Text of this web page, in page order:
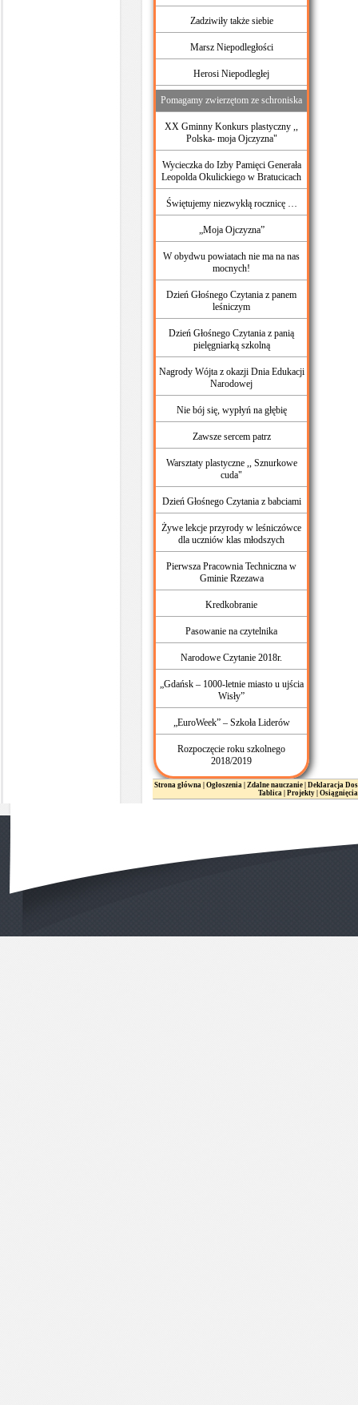
Zadziwiły także siebie
Marsz Niepodległości
Herosi Niepodległej
Pomagamy zwierzętom ze schroniska
XX Gminny Konkurs plastyczny ,,
Polska- moja Ojczyzna"
Wycieczka do Izby Pamięci Generała
Leopolda Okulickiego w Bratucicach
Świętujemy niezwykłą rocznicę …
„Moja Ojczyzna”
W obydwu powiatach nie ma na nas
mocnych!
Dzień Głośnego Czytania z panem
leśniczym
Dzień Głośnego Czytania z panią
pielęgniarką szkolną
Nagrody Wójta z okazji Dnia Edukacji
Narodowej
Nie bój się, wypłyń na głębię
Zawsze sercem patrz
Warsztaty plastyczne ,, Sznurkowe
cuda"
Dzień Głośnego Czytania z babciami
Żywe lekcje przyrody w leśniczówce
dla uczniów klas młodszych
Pierwsza Pracownia Techniczna w
Gminie Rzezawa
Kredkobranie
Pasowanie na czytelnika
Narodowe Czytanie 2018r.
„Gdańsk – 1000-letnie miasto u ujścia
Wisły”
„EuroWeek” – Szkoła Liderów
Rozpoczęcie roku szkolnego
2018/2019
Strona główna Ogłoszenia Zdalne nauczanie Deklaracja
Tablica Projekty Osiągnięcia